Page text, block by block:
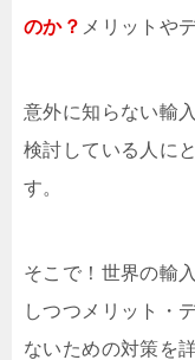
のか？ メリットや
意外に知らない輸
検討している人に
す。
そこで！世界の輸
しつつメリット・
ないための対策を